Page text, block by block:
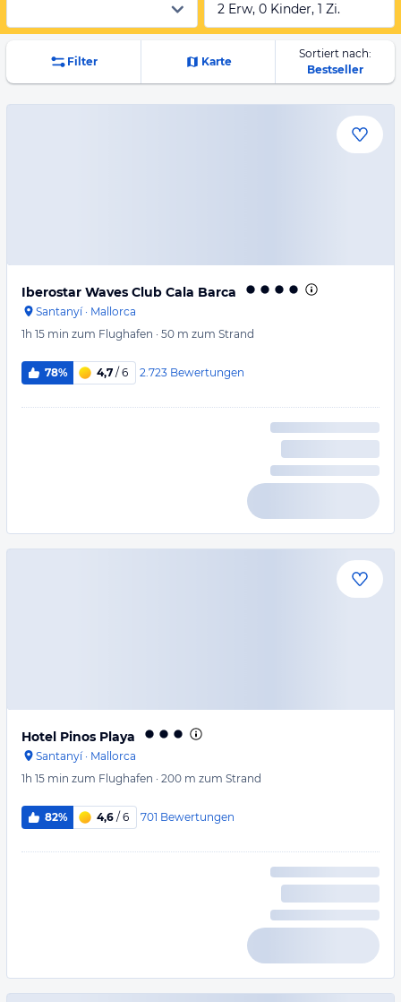
2 Erw, 0 Kinder, 1 Zi.
Filter Karte
Sortiert nach:
Bestseller
Iberostar Waves Club Cala Barca
Santanyí· Mallorca
1h 15 min zum Flughafen · 50 m zum Strand
78% 4,7 / 6 2.723 Bewertungen
Hotel Pinos Playa
Santanyí· Mallorca
1h 15 min zum Flughafen · 200 m zum Strand
82% 4,6 / 6 701 Bewertungen